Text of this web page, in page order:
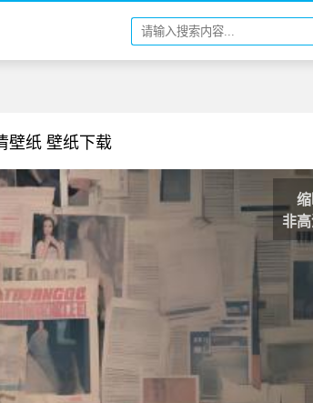
壁纸 壁纸下载
非